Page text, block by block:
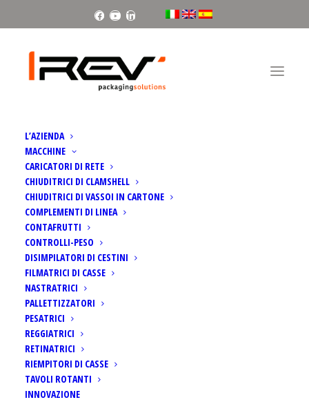
Facebook
YoutubeLinkedin
L’AZIENDA
MACCHINE
CARICATORI DI RETE
CHIUDITRICI DI CLAMSHELL
CHIUDITRICI DI VASSOI IN CARTONE
COMPLEMENTI DI LINEA
CONTAFRUTTI
CONTROLLI-PESO
DISIMPILATORI DI CESTINI
FILMATRICI DI CASSE
NASTRATRICI
PALLETTIZZATORI
PESATRICI
REGGIATRICI
RETINATRICI
RIEMPITORI DI CASSE
TAVOLI ROTANTI
INNOVAZIONE
SCORPION: RAPIDITÀ E
MASSIMA EFFICIENZA
Home News